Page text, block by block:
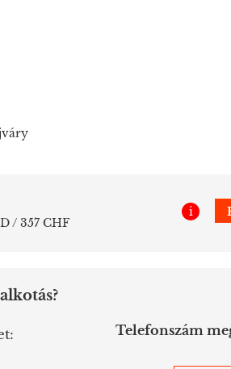
/ 357 CHF
i
Telefonszám